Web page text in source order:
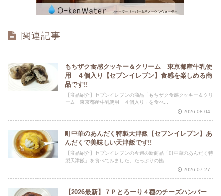
関連記事
もちザク食感クッキー＆クリーム 東京都産牛乳使
用 ４個入り【セブンイレブン】食感を楽しめる商
品です!!
【商品紹介】セブンイレブンの商品「もちザク食感クッキー＆クリ
ーム 東京都産牛乳使用 ４個入り」を食べ...
2026.08.04
町中華のあんだく特製天津飯【セブンイレブン】あ
んだくで美味しい天津飯です!!
【商品紹介】セブンイレブンの今週の新商品「町中華のあんだく特
製天津飯」を食べてみました。たっぷりの餡...
2026.07.27
【2026最新】７Ｐとろーり４種のチーズハンバー